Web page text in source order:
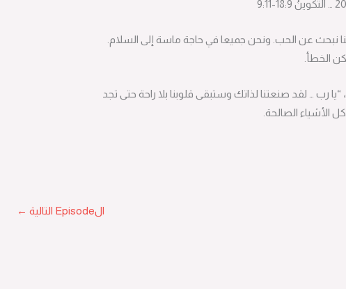
نبحث عن الحب. ونحن جميعا في حاجة ماسة إلى السلام.
الخطأ.
… لقد صنعتنا لذاتك وستبقى قلوبنا بلا راحة حتى تجد
الأشياء الصالحة.
الEpisode التالية ←